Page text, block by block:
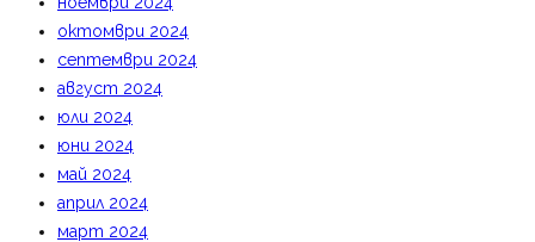
октомври 2024
септември 2024
август 2024
юли 2024
юни 2024
май 2024
април 2024
март 2024